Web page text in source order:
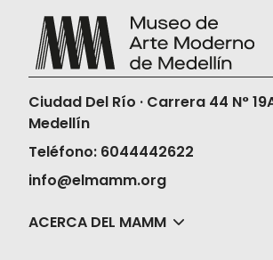
Ciudad Del Río · Carrera 44 N°
Medellín
Teléfono: 6044442622
info@elmamm.org
ACERCA DEL MAMM